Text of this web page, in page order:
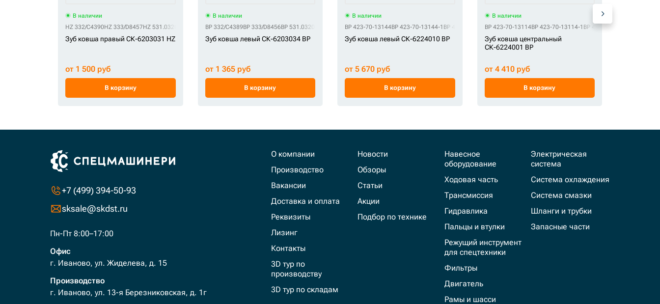
В наличии
HZ 332/C4390HZ 333/D8457HZ 531.03208
Зуб ковша правый СК-6203031 HZ
от 1 500 руб
В корзину
В наличии
BP 332/C4389BP 333/D8456BP 531.03209
Зуб ковша левый СК-6203034 BP
от 1 365 руб
В корзину
В наличии
BP 423-70-13144BP 423-70-13144-1 BP 423-70-13144-MV
Зуб ковша левый СК-6224010 BP
от 5 670 руб
В корзину
В наличии
BP 423-70-13114BP 423-70-13114-1 BP 423-70-13114-MV
Зуб ковша центральный
СК-6224001 BP
от 4 410 руб
В корзину
+7 (499) 394-50-93
sksale@skdst.ru
Пн-Пт 8:00–17:00
Офис
г. Иваново, ул. Жиделева, д. 15
Производство
г. Иваново, ул. 13-я Березниковская, д. 1г
О компании
Производство
Вакансии
Доставка и оплата
Реквизиты
Лизинг
Контакты
3D тур по
производству
3D тур по складам
Новости
Обзоры
Статьи
Акции
Подбор по технике
Навесное
оборудование
Ходовая часть
Трансмиссия
Гидравлика
Пальцы и втулки
Режущий инструмент
для спецтехники
Фильтры
Двигатель
Рамы и шасси
Электрическая
система
Система охлаждения
Система смазки
Шланги и трубки
Запасные части